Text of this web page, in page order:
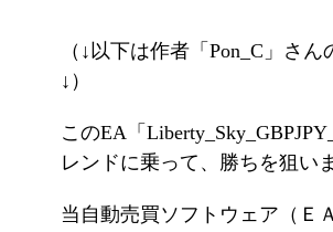
（↓以下は作者「Pon_C」さん
↓）
このEA「
レンドに乗って、勝ちを狙い
当自動売買ソフトウェア（Ｅ